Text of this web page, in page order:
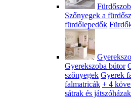
Szőnyegek a
fürdőlepedők
Gyerekszoba bútor
szőnyegek Gyerek
falmatricák + 4
sátrak és játszóházak